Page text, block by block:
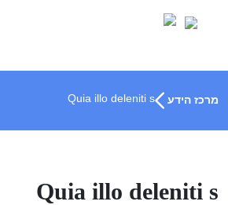
מרכז הידע Quia illo deleniti s
Quia illo deleniti s